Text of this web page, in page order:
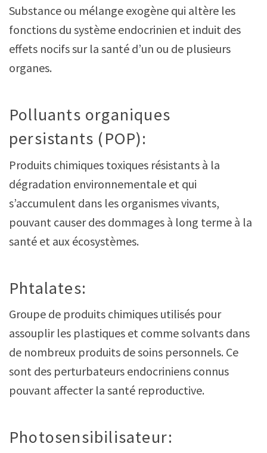
Substance ou mélange exogène qui altère les
fonctions du système endocrinien et induit des
effets nocifs sur la santé d’un ou de plusieurs
organes.
Polluants organiques
persistants (POP):
Produits chimiques toxiques résistants à la
dégradation environnementale et qui
s’accumulent dans les organismes vivants,
pouvant causer des dommages à long terme à la
santé et aux écosystèmes.
Phtalates:
Groupe de produits chimiques utilisés pour
assouplir les plastiques et comme solvants dans
de nombreux produits de soins personnels. Ce
sont des perturbateurs endocriniens connus
pouvant affecter la santé reproductive.
Photosensibilisateur: